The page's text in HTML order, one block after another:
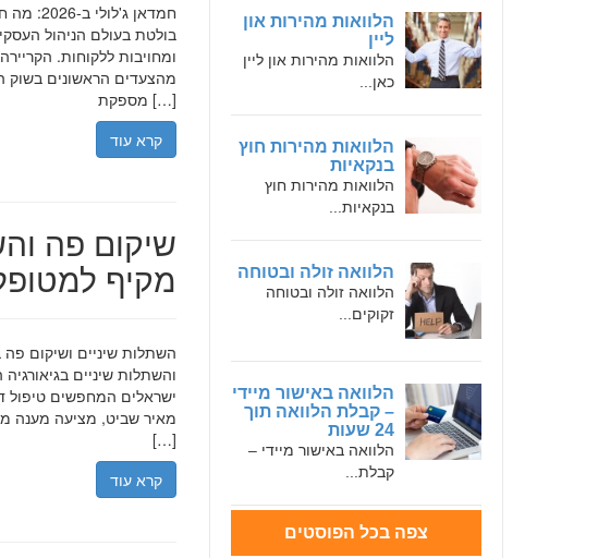
הלוואות מהירות און
ליין
הלוואות מהירות און ליין
כאן...
הלוואות מהירות חוץ
בנקאיות
הלוואות מהירות חוץ
בנקאיות...
הלוואה זולה ובטוחה
הלוואה זולה ובטוחה
זקוקים...
הלוואה באישור מיידי
– קבלת הלוואה תוך
24 שעות
הלוואה באישור מיידי –
קבלת...
צפה בכל הפוסטים
חמדאן
בולטת בעולם הניהול
ומחויבות ללקוחות.
מהצעדים הראשונים בשוק
מספקת […]
קרא עוד
שיקום פה
מקיף
והשתלות שיניים
ישראלים המחפשים טיפול
מאיר שביט, מציעה מענה
[…]
קרא עוד